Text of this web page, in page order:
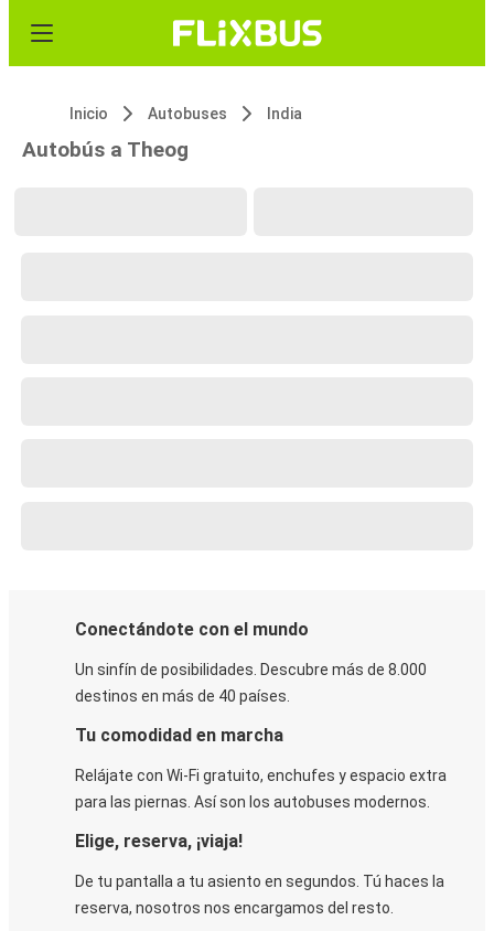
Inicio Autobuses India
Autobús a Theog
Conectándote con el mundo
Un sinfín de posibilidades. Descubre más de 8.000
destinos en más de 40 países.
Tu comodidad en marcha
Relájate con Wi-Fi gratuito, enchufes y espacio extra
para las piernas. Así son los autobuses modernos.
Elige, reserva, ¡viaja!
De tu pantalla a tu asiento en segundos. Tú haces la
reserva, nosotros nos encargamos del resto.